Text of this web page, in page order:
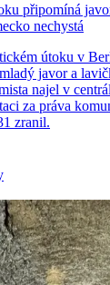
připomíná
nechystá
útoku v
javor a
najel v
za práva
zranil.